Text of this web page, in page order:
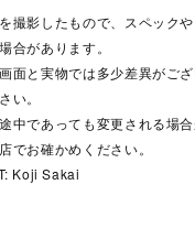
撮影したもので、スペック
合があります。
面と実物では多少差異がご
い。
中であっても変更される場合
でお確かめください。
Koji Sakai